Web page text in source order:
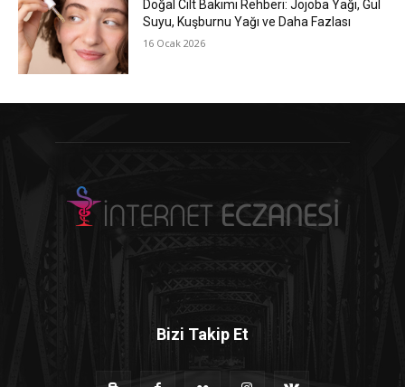
Doğal Cilt Bakımı Rehberi: Jojoba Yağı, Gül
Suyu, Kuşburnu Yağı ve Daha Fazlası
16 Ocak 2026
Bizi Takip Et